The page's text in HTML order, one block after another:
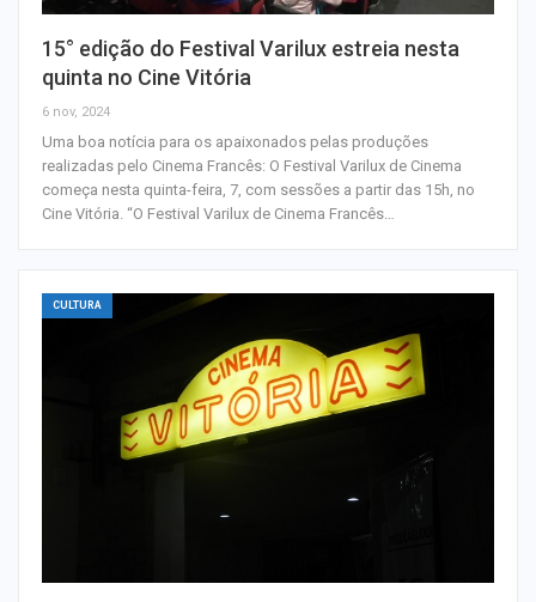
15° edição do Festival Varilux estreia nesta
quinta no Cine Vitória
6 nov, 2024
Uma boa notícia para os apaixonados pelas produções
realizadas pelo Cinema Francês: O Festival Varilux de Cinema
começa nesta quinta-feira, 7, com sessões a partir das 15h, no
Cine Vitória. “O Festival Varilux de Cinema Francês…
CULTURA